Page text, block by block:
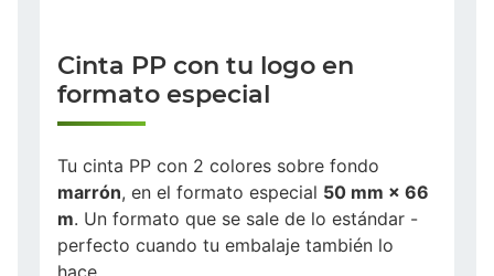
Cinta PP con tu logo en
formato especial
Tu cinta PP con 2 colores sobre fondo
marrón, en el formato especial 50 mm × 66
m. Un formato que se sale de lo estándar -
perfecto cuando tu embalaje también lo
hace.